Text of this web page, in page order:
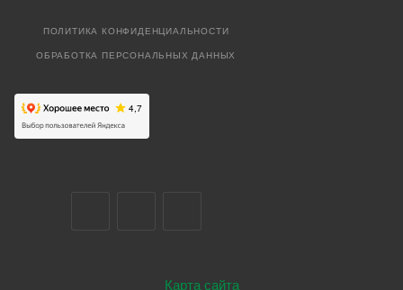
ПОЛИТИКА КОНФИДЕНЦИАЛЬНОСТИ
ОБРАБОТКА ПЕРСОНАЛЬНЫХ ДАННЫХ
Карта сайта